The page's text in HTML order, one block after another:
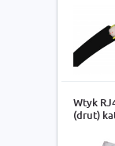
Wtyk
(drut)